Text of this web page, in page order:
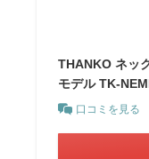
THANKO ネッ
モデル TK-
口コミを見る